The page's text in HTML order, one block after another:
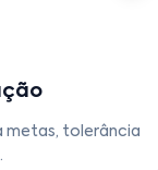
metas, tolerância